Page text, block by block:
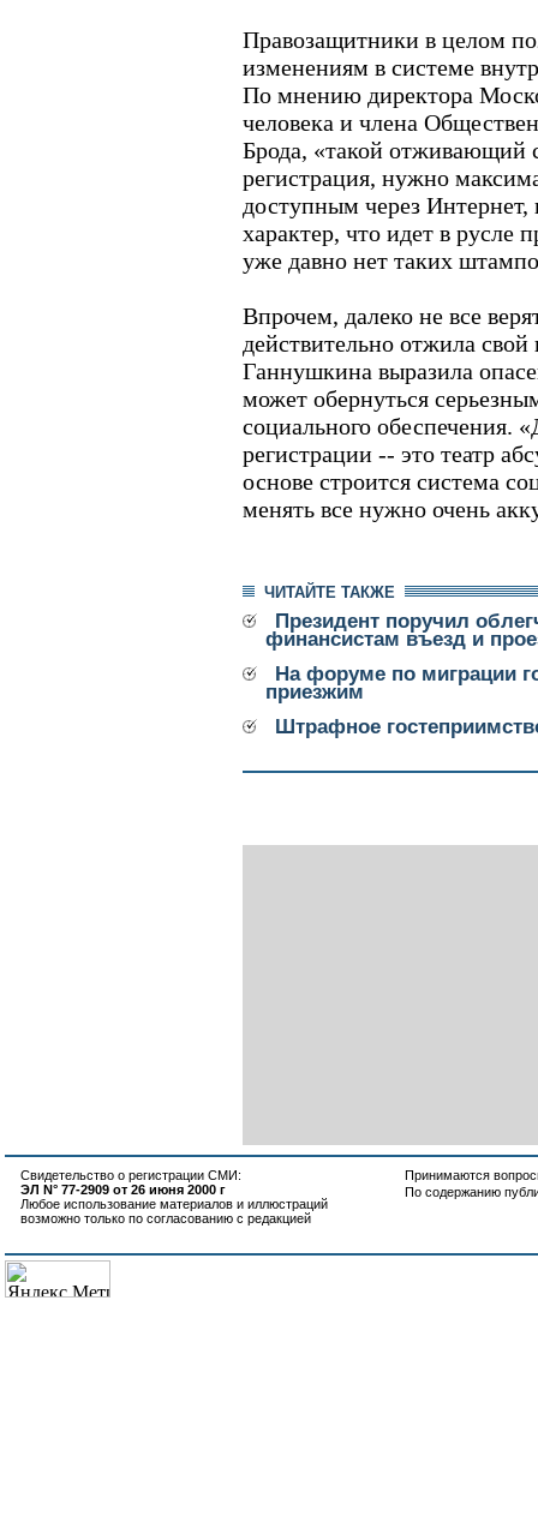
Правозащитники в целом
изменениям в системе
По мнению директора
человека и члена
Брода, «такой отживающий
регистрация, нужно
доступным через
характер, что идет в русле
уже давно нет таких
Впрочем, далеко не все
действительно отжила
Ганнушкина выразила
может обернуться
социального обеспечения.
регистрации -- это театр
основе строится система
менять все нужно очень
ЧИТАЙТЕ ТАКЖЕ
Президент поручил
финансистам въезд и
На форуме по миграции
приезжим
Штрафное
Свидетельство о регистрации СМИ:
ЭЛ N° 77-2909 от 26 июня 2000 г
Любое использование материалов и иллюстраций
возможно только по согласованию с редакцией
Принимаются
По содержанию